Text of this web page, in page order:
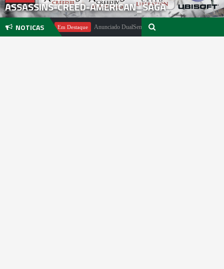
ASSASSINS-CREED-AMERICAN_SAGA
NOTICAS Em Destaque Anunciado DualSense The Last of Us Limited Edition